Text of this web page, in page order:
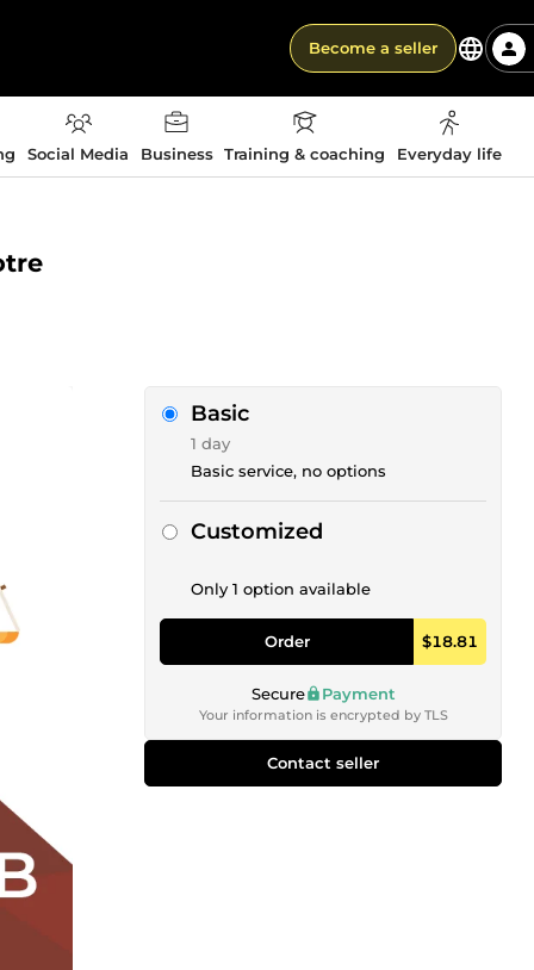
Become a seller
Social Media Business Training & coaching Everyday life
Basic
1 day
Basic service, no options
Customized
Only 1 option available
Order $18.81
Secure Payment
Your information is encrypted by TLS
Contact seller